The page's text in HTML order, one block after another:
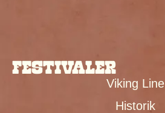
FESTIVALER
Viking Line
Historik